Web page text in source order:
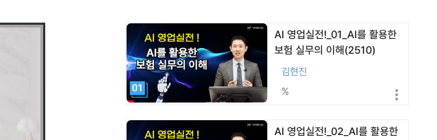
AI 영업실전!_01_AI를 활용한
보험 실무의 이해(2510)
김현진
%
AI 영업실전!_02_AI를 활용한